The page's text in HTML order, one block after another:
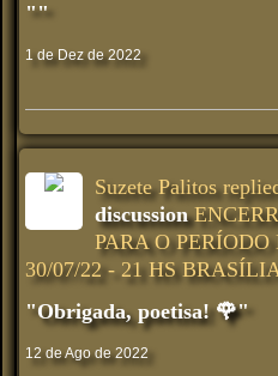
""
1 de Dez de 2022
Suzete Palitos
discussion
PARA O PERÍODO
30/07/22 - 21 HS
"Obrigada, poetisa! 🌹"
12 de Ago de 2022